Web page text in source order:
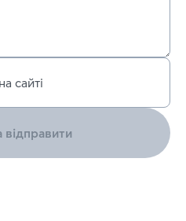
сайті
відправити